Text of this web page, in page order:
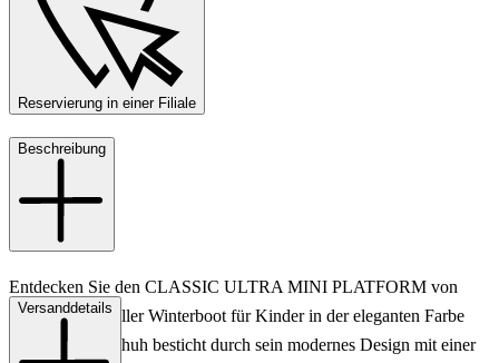
Reservierung in einer Filiale
Beschreibung
Entdecken Sie den CLASSIC ULTRA MINI PLATFORM von
UGG, ein stilvoller Winterboot für Kinder in der eleganten Farbe
Cognac. Der Schuh besticht durch sein modernes Design mit einer
Versanddetails